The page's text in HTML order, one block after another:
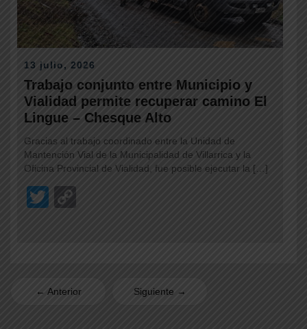
13 julio, 2026
Trabajo conjunto entre Municipio y
Vialidad permite recuperar camino El
Lingue – Chesque Alto
Gracias al trabajo coordinado entre la Unidad de
Mantención Vial de la Municipalidad de Villarrica y la
Oficina Provincial de Vialidad, fue posible ejecutar la […]
T
Li
← Anterior Siguiente →